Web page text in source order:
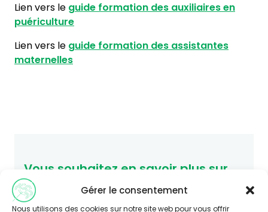
Gérer le consentement
Nous utilisons des cookies sur notre site web pour vous offrir
Lien vers le guide formation des auxiliaires en
puériculture
Lien vers le guide formation des assistantes
maternelles
Vous souhaitez en savoir plus sur
cette thématique ?
Consultez le site Agir-ese.org, des ressources